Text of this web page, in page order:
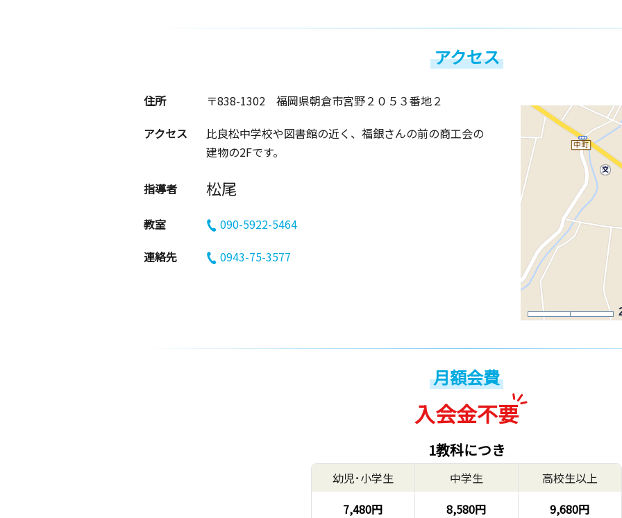
アクセス
住所 〒838-1302 福岡県朝倉市宮野２０５３番地２
アクセス
比良松中学校や図書館の近く、福銀さんの前の商工会の
建物の2Fです。
指導者 松尾
教室
090-5922-5464
連絡先
0943-75-3577
月額会費
入会金不要
1教科につき
幼児･小学生
7,480円
中学生
8,580円
高校生以上
9,680円